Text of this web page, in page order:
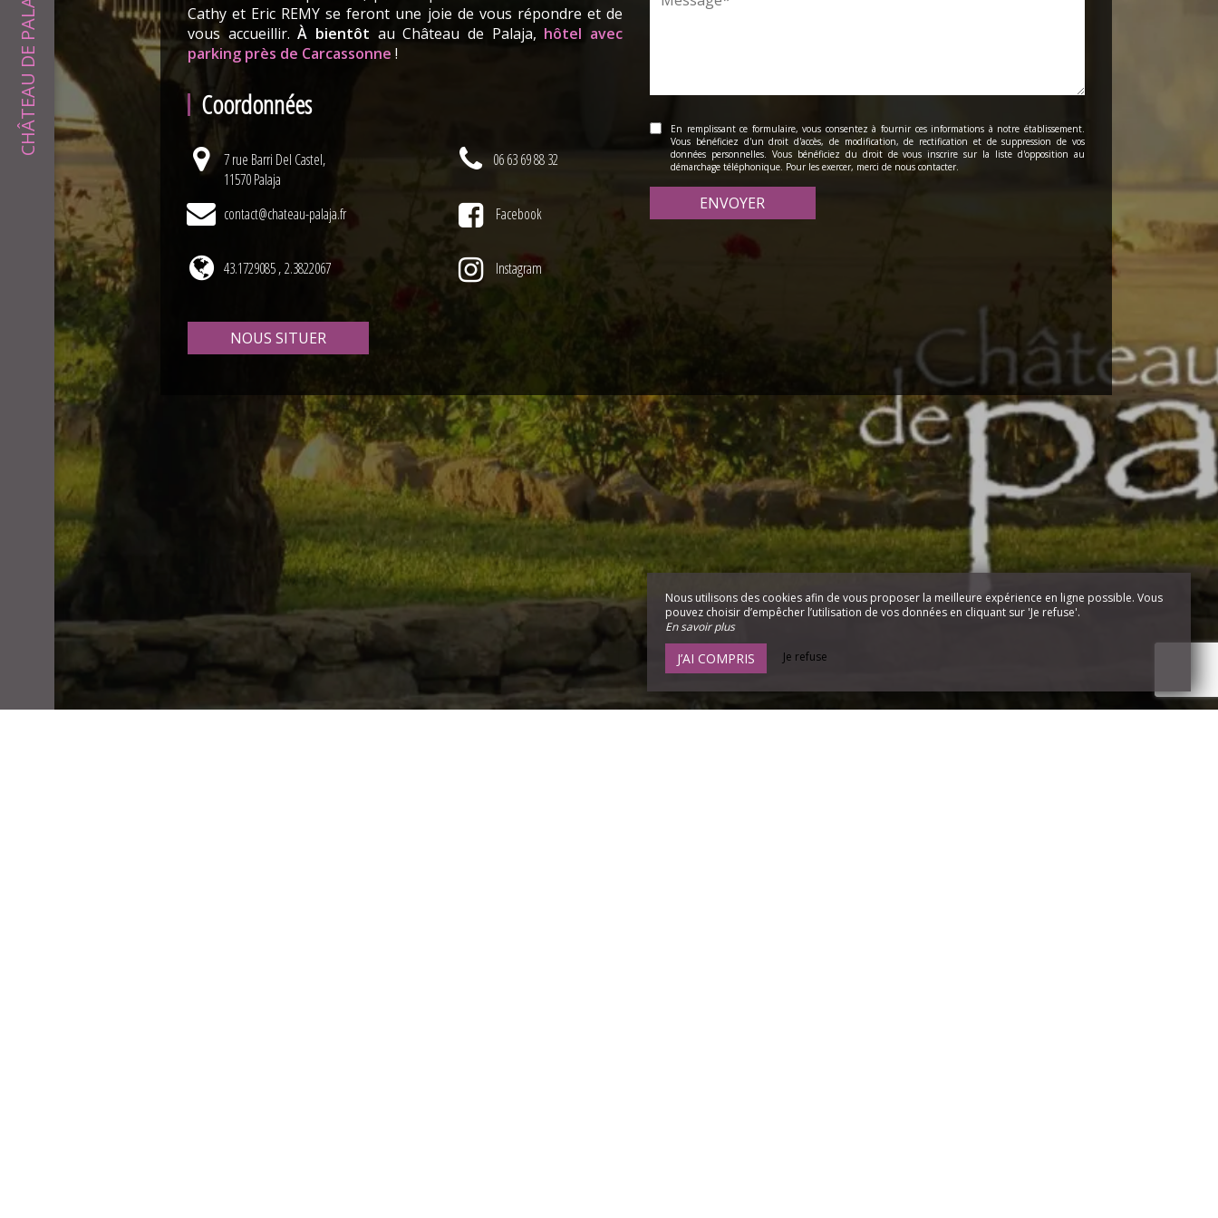
CHÂTEAU DE PALAJA
Cathy et Eric REMY se feront une joie de vous répondre et de
vous accueillir.À bientôt au Château de Palaja, hôtel avec
parking près de Carcassonne !
Coordonnées
7 rue Barri Del Castel,
11570 Palaja
contact@chateau-palaja.fr
43.1729085 , 2.3822067
06 63 69 88 32
Facebook
Instagram
NOUS SITUER
En remplissant ce formulaire, vous consentez à fournir ces informations à notre établissement.
Vous bénéficiez d'un droit d'accès, de modification, de rectification et de suppression de vos
données personnelles. Vous bénéficiez du droit de vous inscrire sur la liste d'opposition au
démarchage téléphonique. Pour les exercer, merci de nous contacter.
ENVOYER
Nous utilisons des cookies afin de vous proposer la meilleure expérience en ligne possible. Vous
pouvez choisir d’empêcher l’utilisation de vos données en cliquant sur 'Je refuse'.
En savoir plus
J’AI COMPRIS Je refuse